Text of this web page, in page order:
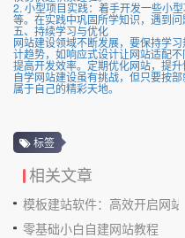
2. 小型项目实践：着手开发一些小
等。在实践中巩固所学知识，遇到问
五、持续学习与优化
网站建设领域不断发展，要保持学
计趋势，如响应式设计让网站适配
提高开发效率。定期优化网站，提
自学网站建设虽有挑战，但只要按
属于自己的精彩天地。
标签
相关文章
模板建站软件：高效开启网
零基础小白自建网站教程